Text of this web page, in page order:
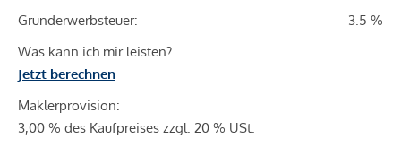
Grunderwerbsteuer:
3.5 %
Was kann ich mir leisten?
Jetzt berechnen
Maklerprovision:
3,00 % des Kaufpreises zzgl. 20 % USt.